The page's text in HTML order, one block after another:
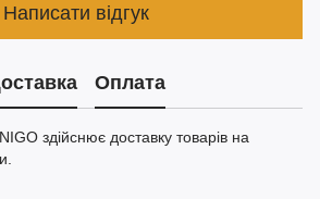
Написати відгук
Оплата
здійснює доставку товарів на